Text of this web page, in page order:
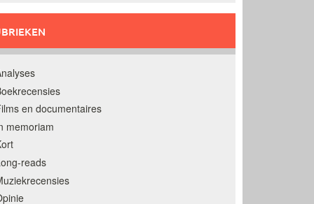
en documentaires
memoriam
reads